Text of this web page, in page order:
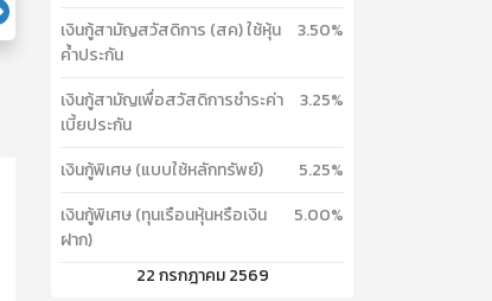
เงินกู้สามัญสวัสดิการ (สค) ใช้หุ้น
ค้ำประกัน
3.50%
เงินกู้สามัญเพื่อสวัสดิการชำระค่า
เบี้ยประกัน
3.25%
เงินกู้พิเศษ (แบบใช้หลักทรัพย์)
5.25%
เงินกู้พิเศษ (ทุนเรือนหุ้นหรือเงิน
ฝาก)
5.00%
22 กรกฎาคม 2569